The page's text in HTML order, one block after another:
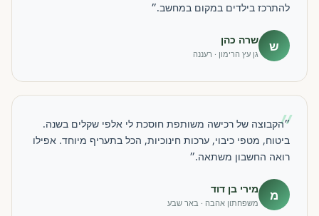
להתרכז בילדים במקום במחשב.״
ש שרה כהן
גן עץ הרימון · רעננה
״
״הקבוצה של רכישה משותפת חוסכת לי אלפי שקלים בשנה.
ביטוח, מטפי כיבוי, ערכות חינוכיות, הכל בתעריף מיוחד. אפילו
רואה החשבון משתאה.״
מ מירי בן דוד
משפחתון אהבה · באר שבע